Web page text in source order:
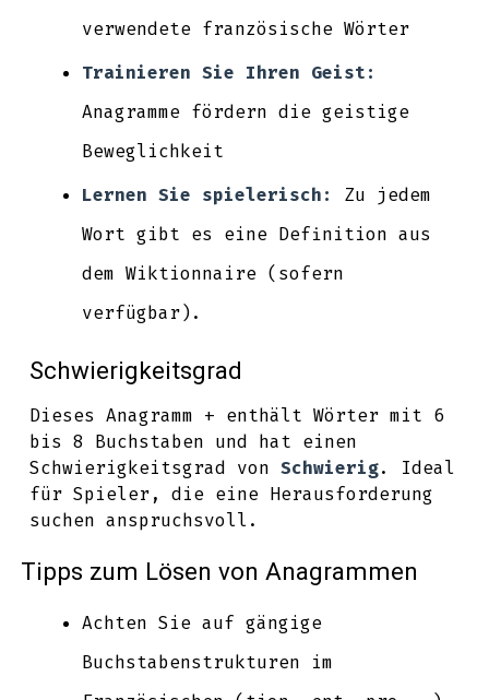
verwendete französische Wörter
Trainieren Sie Ihren Geist:
Anagramme fördern die geistige
Beweglichkeit
Lernen Sie spielerisch:
Zu jedem
Wort gibt es eine Definition aus
dem Wiktionnaire (sofern
verfügbar).
Schwierigkeitsgrad
Dieses Anagramm + enthält Wörter mit 6
bis 8 Buchstaben und hat einen
Schwierigkeitsgrad vonSchwierig. Ideal
für Spieler, die eine Herausforderung
suchen anspruchsvoll.
Tipps zum Lösen von Anagrammen
Achten Sie auf gängige
Buchstabenstrukturen im